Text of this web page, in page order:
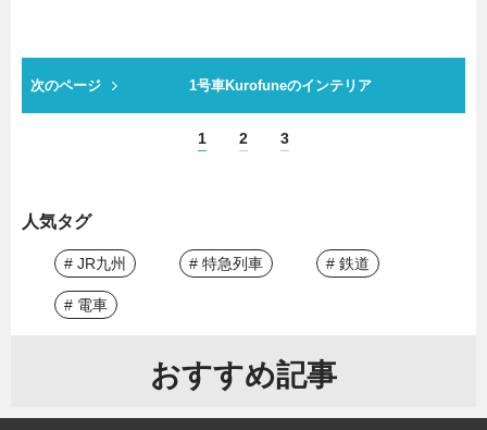
次のページ 1号車Kurofuneのインテリア
1 2 3
人気タグ
# JR九州 # 特急列車 # 鉄道
# 電車
おすすめ記事